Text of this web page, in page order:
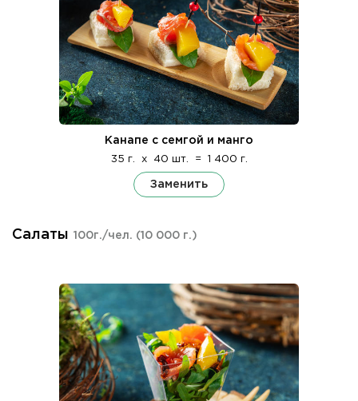
Канапе с семгой и манго
35 г. x 40 шт. = 1 400 г.
Заменить
Салаты 100г./чел. (10 000 г.)